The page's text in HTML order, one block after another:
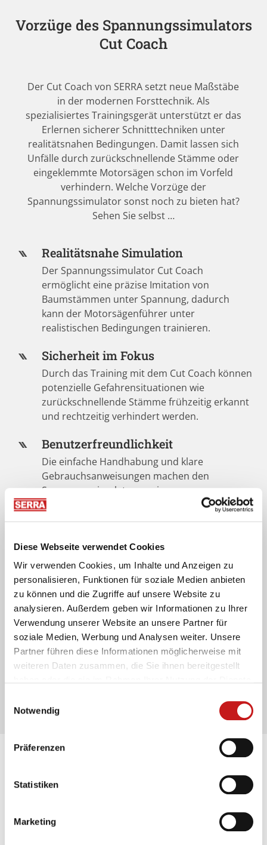
Diese Webseite verwendet Cookies
Wir verwenden Cookies, um Inhalte und Anzeigen zu
personalisieren, Funktionen für soziale Medien anbieten
zu können und die Zugriffe auf unsere Website zu
analysieren. Außerdem geben wir Informationen zu Ihrer
Verwendung unserer Website an unsere Partner für
soziale Medien, Werbung und Analysen weiter. Unsere
Partner führen diese Informationen möglicherweise mit
weiteren Daten zusammen, die Sie ihnen bereitgestellt
Notwendig
Präferenzen
Statistiken
Marketing
Vorzüge des Spannungssimulators
Cut Coach
Der Cut Coach von SERRA setzt neue Maßstäbe
in der modernen Forsttechnik. Als
spezialisiertes Trainingsgerät unterstützt er das
Erlernen sicherer Schnitttechniken unter
realitätsnahen Bedingungen. Damit lassen sich
Unfälle durch zurückschnellende Stämme oder
eingeklemmte Motorsägen schon im Vorfeld
verhindern. Welche Vorzüge der
Spannungssimulator sonst noch zu bieten hat?
Sehen Sie selbst …
Realitätsnahe Simulation
Der Spannungssimulator Cut Coach
ermöglicht eine präzise Imitation von
Baumstämmen unter Spannung, dadurch
kann der Motorsägenführer unter
realistischen Bedingungen trainieren.
Sicherheit im Fokus
Durch das Training mit dem Cut Coach können
potenzielle Gefahrensituationen wie
zurückschnellende Stämme frühzeitig erkannt
und rechtzeitig verhindert werden.
Benutzerfreundlichkeit
Die einfache Handhabung und klare
Gebrauchsanweisungen machen den
Spannungssimulator zu einem
benutzerfreundlichen Trainingsgerät für alle
Einsatzkräfte.
Vielfältige Einsatzgebiete
Ob in forstlichen Bildungsstätten, bei
Feuerwehren oder Berufsgenossenschaften –
der Spannungssimulator Cut Coach eignet sich
für diverse Zielgruppen.
Optimale Vorbereitung
Einsatzkräfte sind durch das Training mit dem
Cut Coach bestens auf reale
Der Spannungssimulator Cut